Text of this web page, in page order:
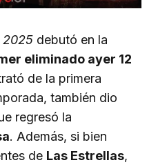
2025 debutó en la
eliminado ayer 12
de la primera
también dio
regresó la
. Además, si bien
de Las Estrellas,